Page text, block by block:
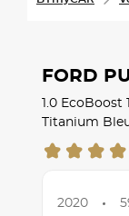
FORD
1.0 EcoBoost
Titanium
2020